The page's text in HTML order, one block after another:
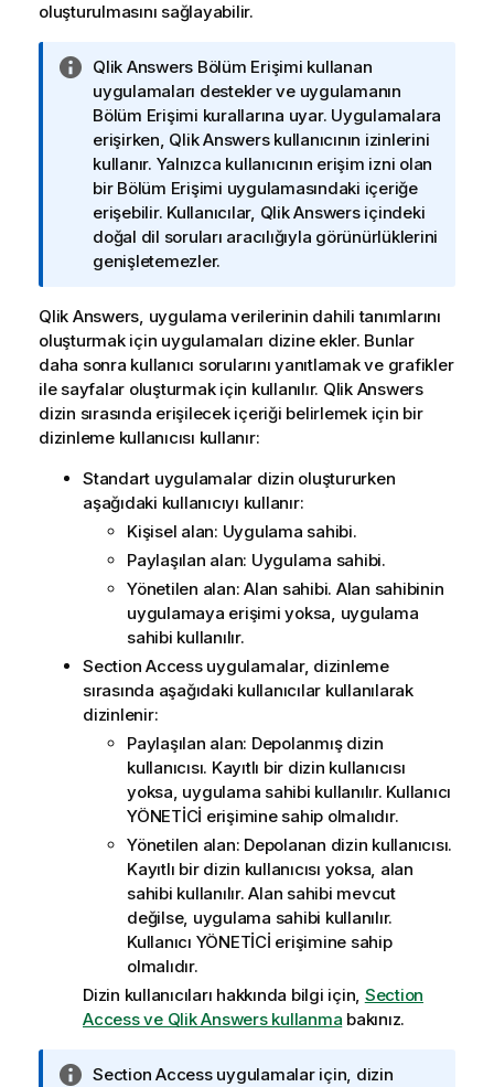
oluşturulmasını sağlayabilir.
B
i
l
g
i
n
o
t
u
Qlik Answers Bölüm Erişimi kullanan
uygulamaları destekler ve uygulamanın
Bölüm Erişimi kurallarına uyar. Uygulamalara
erişirken, Qlik Answerskullanıcının izinlerini
kullanır. Yalnızca kullanıcının erişim izni olan
bir Bölüm Erişimi uygulamasındaki içeriğe
erişebilir. Kullanıcılar, Qlik Answersiçindeki
doğal dil soruları aracılığıyla görünürlüklerini
genişletemezler.
Qlik Answers, uygulama verilerinin dahili tanımlarını
oluşturmak için uygulamaları dizine ekler. Bunlar
daha sonra kullanıcı sorularını yanıtlamak ve grafikler
ile sayfalar oluşturmak için kullanılır. Qlik Answers
dizin sırasında erişilecek içeriği belirlemek için bir
dizinleme kullanıcısı kullanır:
Standart uygulamalar dizin oluştururken
aşağıdaki kullanıcıyı kullanır:
Kişisel alan: Uygulama sahibi.
Paylaşılan alan: Uygulama sahibi.
Yönetilen alan: Alan sahibi. Alan sahibinin
uygulamaya erişimi yoksa, uygulama
sahibi kullanılır.
Section Accessuygulamalar, dizinleme
sırasında aşağıdaki kullanıcılar kullanılarak
dizinlenir:
Paylaşılan alan: Depolanmış dizin
kullanıcısı. Kayıtlı bir dizin kullanıcısı
yoksa, uygulama sahibi kullanılır. Kullanıcı
YÖNETİCİ erişimine sahip olmalıdır.
Yönetilen alan: Depolanan dizin kullanıcısı.
Kayıtlı bir dizin kullanıcısı yoksa, alan
sahibi kullanılır. Alan sahibi mevcut
değilse, uygulama sahibi kullanılır.
Kullanıcı YÖNETİCİ erişimine sahip
olmalıdır.
Dizin kullanıcıları hakkında bilgi için, Section
Access ve Qlik Answers kullanma bakınız.
B
Section Accessuygulamalar için, dizin